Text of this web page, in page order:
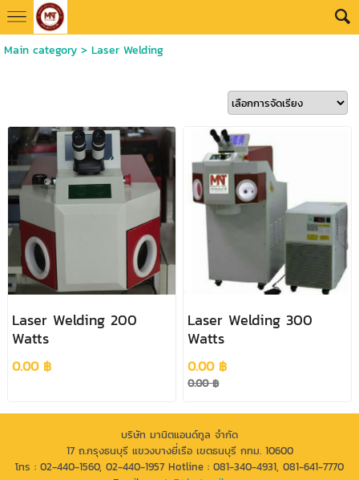
Main category> Laser Welding
Laser Welding 200
Watts
0.00 ฿
Laser Welding 300
Watts
0.00 ฿
0.00 ฿
บริษัท มานิตแอนด์ทูล จำกัด
17 ถ.กรุงธนบุรี แขวงบางยี่เรือ เขตธนบุรี กทม. 10600
โทร : 02-440-1560, 02-440-1957 Hotline : 081-340-4931, 081-641-7770